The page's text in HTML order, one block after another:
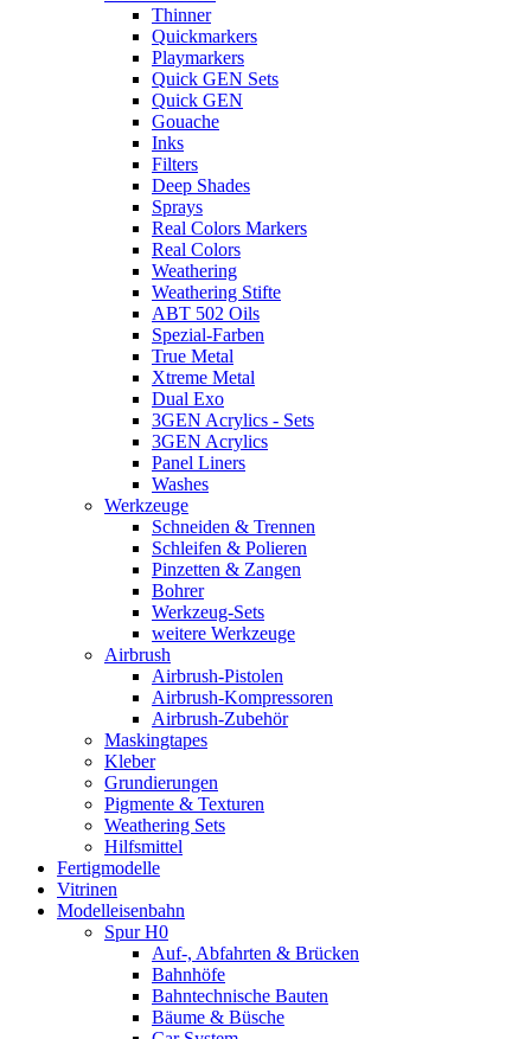
Thinner
Quickmarkers
Playmarkers
Quick GEN Sets
Quick GEN
Gouache
Inks
Filters
Deep Shades
Sprays
Real Colors Markers
Real Colors
Weathering
Weathering Stifte
ABT 502 Oils
Spezial-Farben
True Metal
Xtreme Metal
Dual Exo
3GEN Acrylics - Sets
3GEN Acrylics
Panel Liners
Washes
Werkzeuge
Schneiden & Trennen
Schleifen & Polieren
Pinzetten & Zangen
Bohrer
Werkzeug-Sets
weitere Werkzeuge
Airbrush
Airbrush-Pistolen
Airbrush-Kompressoren
Airbrush-Zubehör
Maskingtapes
Kleber
Grundierungen
Pigmente & Texturen
Weathering Sets
Hilfsmittel
Fertigmodelle
Vitrinen
Modelleisenbahn
Spur H0
Auf-, Abfahrten & Brücken
Bahnhöfe
Bahntechnische Bauten
Bäume & Büsche